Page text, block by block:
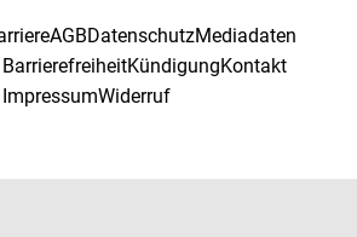
AGBDatenschutzMediadaten
KündigungKontakt
ImpressumWiderruf